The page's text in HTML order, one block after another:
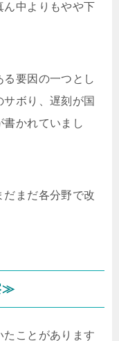
ん中よりもやや下
要因の一つとし
ボり、遅刻が国
書かれていまし
だまだ各分野で改
≫
たことがあります